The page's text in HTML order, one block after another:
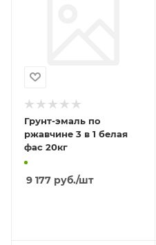
Грунт-эмаль по
ржавчине 3 в 1 белая
фас 20кг
9 177 руб./шт